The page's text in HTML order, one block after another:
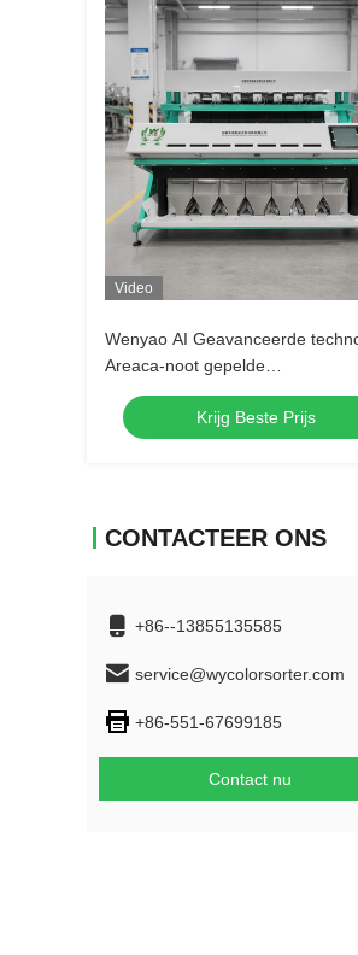
Video
Wenyao AI Geavanceerde
Areaca-noot gepelde
knoflooksorteermachine
bonenrijst Pompoenzaad
Kleursorteermachine
Krijg Beste Prijs
CONTACTEER ONS
+86--13855135585
service@wycolorsorter.com
+86-551-67699185
Contact nu